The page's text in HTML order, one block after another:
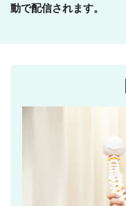
動で配信されます。